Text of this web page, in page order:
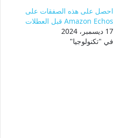
احصل على هذه الصفقات على
Amazon Echos قبل العطلات
17 ديسمبر، 2024
في "تكنولوجيا"